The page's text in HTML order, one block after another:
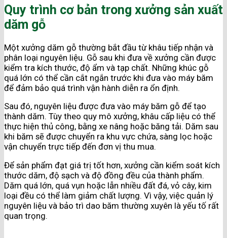
Quy trình cơ bản trong xưởng sản xuất
dăm gỗ
Một xưởng dăm gỗ thường bắt đầu từ khâu tiếp nhận và
phân loại nguyên liệu. Gỗ sau khi đưa về xưởng cần được
kiểm tra kích thước, độ ẩm và tạp chất. Những khúc gỗ
quá lớn có thể cần cắt ngắn trước khi đưa vào máy băm
để đảm bảo quá trình vận hành diễn ra ổn định.
Sau đó, nguyên liệu được đưa vào máy băm gỗ để tạo
thành dăm. Tùy theo quy mô xưởng, khâu cấp liệu có thể
thực hiện thủ công, bằng xe nâng hoặc băng tải. Dăm sau
khi băm sẽ được chuyển ra khu vực chứa, sàng lọc hoặc
vận chuyển trực tiếp đến đơn vị thu mua.
Để sản phẩm đạt giá trị tốt hơn, xưởng cần kiểm soát kích
thước dăm, độ sạch và độ đồng đều của thành phẩm.
Dăm quá lớn, quá vụn hoặc lẫn nhiều đất đá, vỏ cây, kim
loại đều có thể làm giảm chất lượng. Vì vậy, việc quản lý
nguyên liệu và bảo trì dao băm thường xuyên là yếu tố rất
quan trọng.